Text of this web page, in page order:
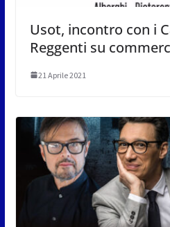
Usot, incontro con i
Reggenti su
21 Aprile 2021